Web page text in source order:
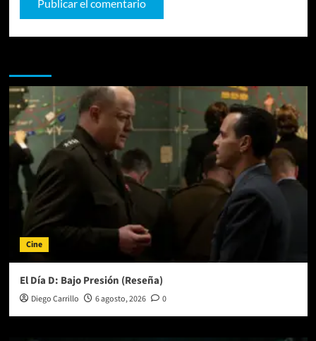
Cine
El Día D: Bajo Presión (Reseña)
Diego Carrillo 6 agosto, 2026 0